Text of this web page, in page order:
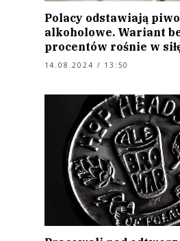
Polacy odstawiają piwo
alkoholowe. Wariant
procentów rośnie w
14.08.2024 / 13:50